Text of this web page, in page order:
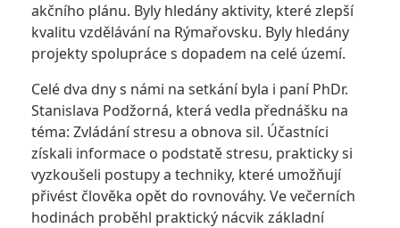
akčního plánu. Byly hledány aktivity, které zlepší
kvalitu vzdělávání na Rýmařovsku. Byly hledány
projekty spolupráce s dopadem na celé území.
Celé dva dny s námi na setkání byla i paní PhDr.
Stanislava Podžorná, která vedla přednášku na
téma: Zvládání stresu a obnova sil. Účastníci
získali informace o podstatě stresu, prakticky si
vyzkoušeli postupy a techniky, které umožňují
přivést člověka opět do rovnováhy. Ve večerních
hodinách proběhl praktický nácvik základní